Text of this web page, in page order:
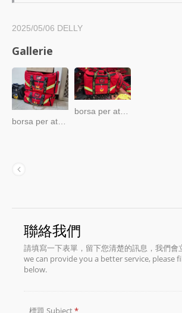
2025/05/06 DELLY
Gallerie
borsa per attrezzature antincendio trolley